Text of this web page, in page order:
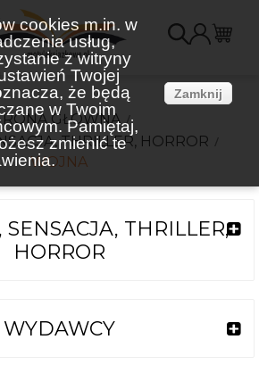
cookies m.in. w
usług,
z witryny
Twojej
że będą
w Twoim
Pamiętaj,
zmienić te
Zamknij
GŁÓWNA
THRILLER, HORROR
WOJNA
THRILLER,
HORROR
WYDAWCY